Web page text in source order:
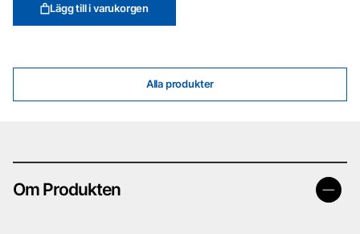
Alla produkter
Lägg till i varukorgen
Om Produkten